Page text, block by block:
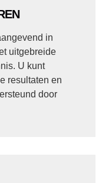
in
uitgebreide
U kunt
resultaten en
door